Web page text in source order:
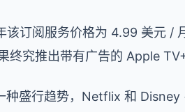
订阅服务价格为 4.99 美元 /
究推出带有广告的 Apple
种盛行趋势，Netflix 和